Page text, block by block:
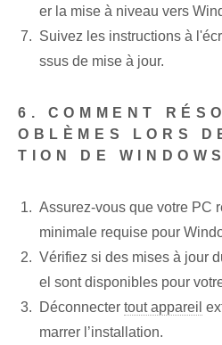
er la mise à niveau vers
Suivez les instructions à
ssus de mise à jour⁢.
6. COMMENT
OBLÈMES LORS
TION DE
Assurez-vous que votre PC
minimale requise pour
Vérifiez si des mises à jour
el sont disponibles pour
Déconnecter tout appareil
marrer l’installation.